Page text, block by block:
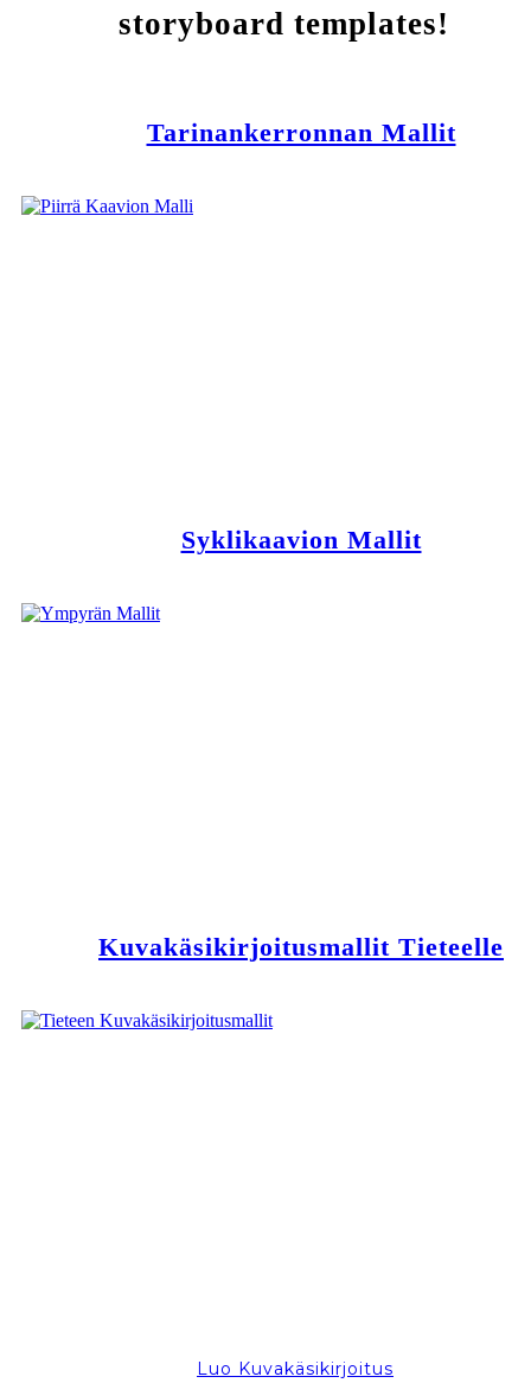
storyboard templates!
Tarinankerronnan Mallit
Syklikaavion Mallit
Kuvakäsikirjoitusmallit Tieteelle
Luo Kuvakäsikirjoitus